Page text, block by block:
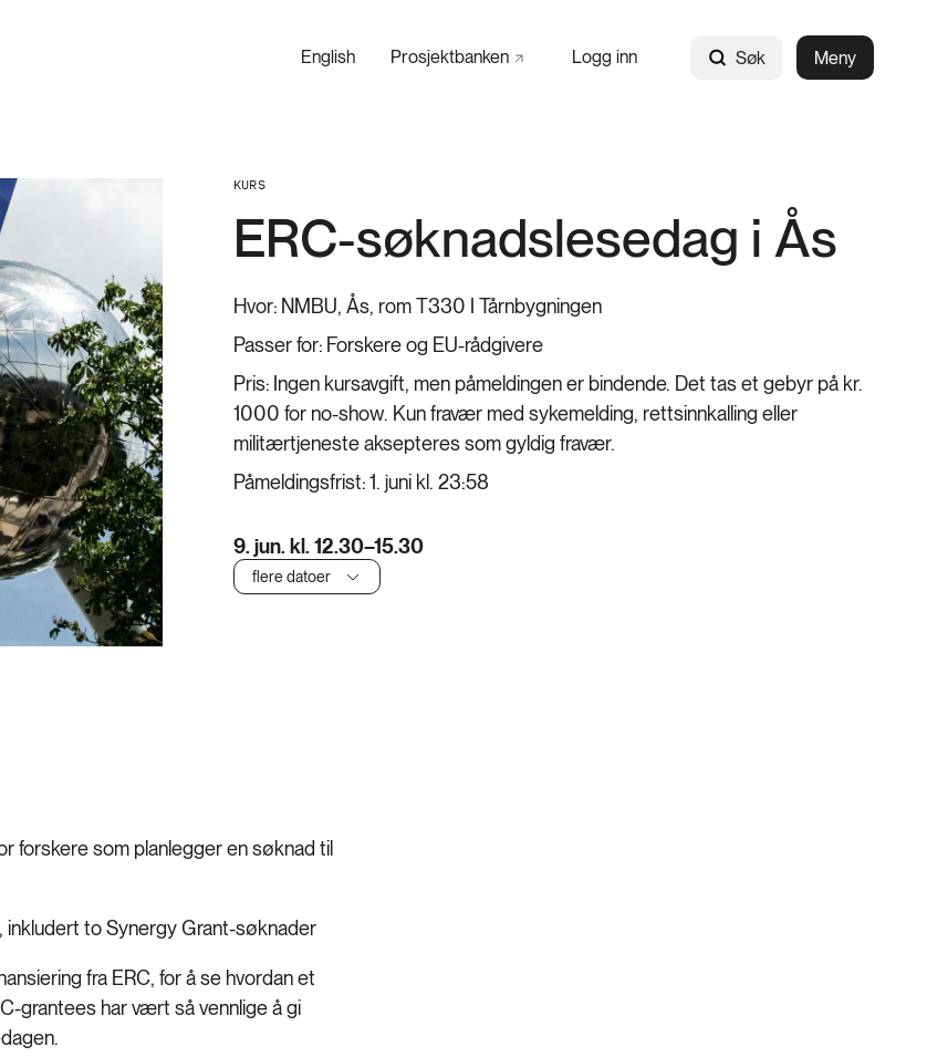
English Prosjektbanken Logg inn Søk Meny
KURS
ERC-søknadslesedag i Ås
Hvor: NMBU, Ås, rom T330 I Tårnbygningen
Passer for: Forskere og EU-rådgivere
Pris: Ingen kursavgift, men påmeldingen er bindende. Det tas et gebyr på kr.
1000 for no-show. Kun fravær med sykemelding, rettsinnkalling eller
militærtjeneste aksepteres som gyldig fravær.
Påmeldingsfrist:1. juni kl. 23:58
9. jun. kl. 12.30–15.30
flere datoer
forskere som planlegger en søknad til
to Synergy Grant-søknader
fra ERC, for å se hvordan et
grantees har vært så vennlige å gi